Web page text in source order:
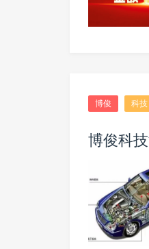
博俊 科技
博俊科